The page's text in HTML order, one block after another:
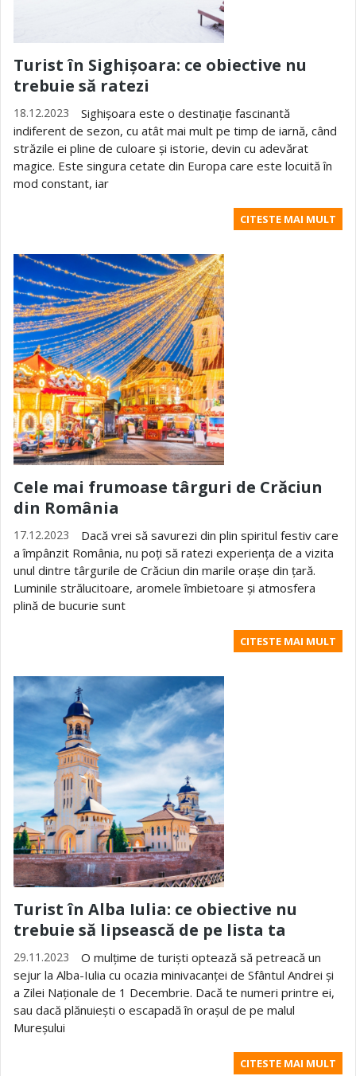
Turist în Sighișoara: ce obiective nu
trebuie să ratezi
18.12.2023
Sighișoara este o destinație fascinantă
indiferent de sezon, cu atât mai mult pe timp de iarnă, când
străzile ei pline de culoare și istorie, devin cu adevărat
magice. Este singura cetate din Europa care este locuită în
mod constant, iar
CITESTE MAI MULT
Cele mai frumoase târguri de Crăciun
din România
17.12.2023
Dacă vrei să savurezi din plin spiritul festiv care
a împânzit România, nu poți să ratezi experiența de a vizita
unul dintre târgurile de Crăciun din marile orașe din țară.
Luminile strălucitoare, aromele îmbietoare și atmosfera
plină de bucurie sunt
CITESTE MAI MULT
Turist în Alba Iulia: ce obiective nu
trebuie să lipsească de pe lista ta
29.11.2023
O mulțime de turiști optează să petreacă un
sejur la Alba-Iulia cu ocazia minivacanței de Sfântul Andrei și
a Zilei Naționale de 1 Decembrie. Dacă te numeri printre ei,
sau dacă plănuiești o escapadă în orașul de pe malul
Mureșului
CITESTE MAI MULT